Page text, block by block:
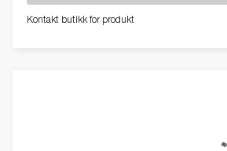
Kontakt butikk for produkt